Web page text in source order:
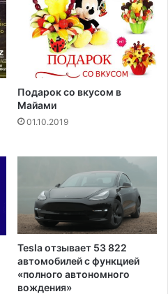
Подарок со вкусом в
Майами
01.10.2019
Tesla отзывает 53 822
автомобилей с функцией
«полного автономного
вождения»